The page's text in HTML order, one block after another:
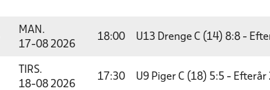
MAN.
17-08 2026
18:00 U13 Drenge C (14) 8:8 -
TIRS.
18-08 2026
17:30 U9 Piger C (18) 5:5 - Efterår